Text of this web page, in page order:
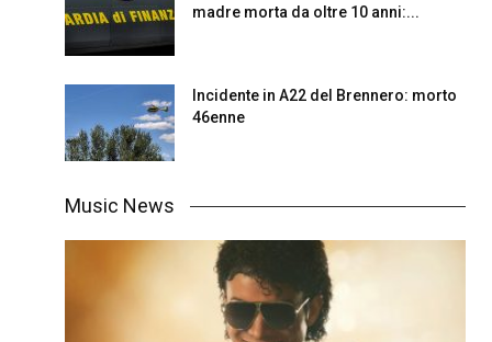
madre morta da oltre 10 anni:...
Incidente in A22 del Brennero: morto
46enne
Music News